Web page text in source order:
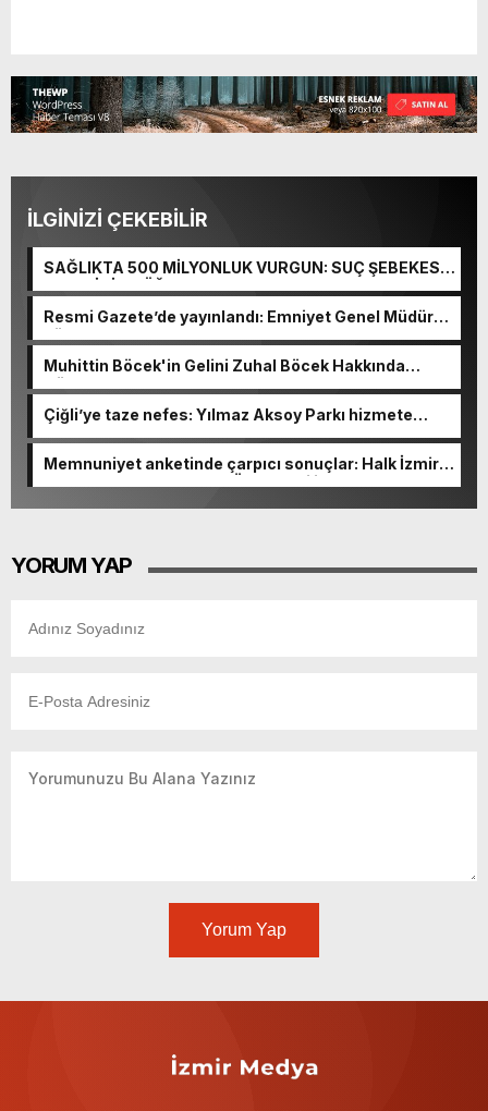
İLGİNİZİ ÇEKEBİLİR
SAĞLIKTA 500 MİLYONLUK VURGUN: SUÇ ŞEBEKESİ
KAÇIŞ İÇİN DÜĞMEYE BASTI!
Resmi Gazete’de yayınlandı: Emniyet Genel Müdürü
görevden alındı!
Muhittin Böcek'in Gelini Zuhal Böcek Hakkında
Gözaltı Kararı!
Çiğli’ye taze nefes: Yılmaz Aksoy Parkı hizmete
Memnuniyet anketinde çarpıcı sonuçlar: Halk İzmirli
başkanlardan memnun, Ömer Eşki ilk sırada
YORUM YAP
Yorum Yap